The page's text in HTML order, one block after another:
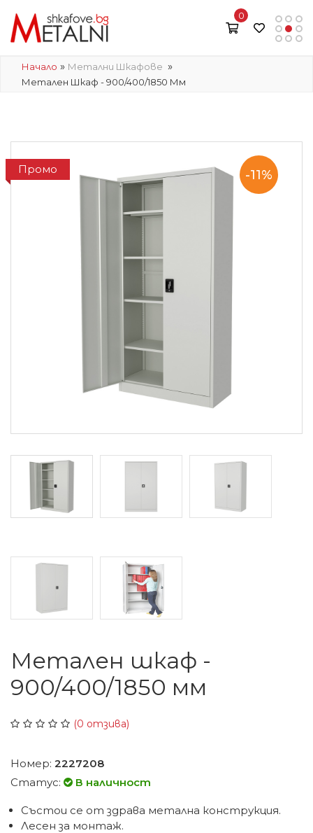
0
Начало » Метални Шкафове »
Метален Шкаф - 900/400/1850 Мм
Промо -11%
Метален шкаф -
900/400/1850 мм
(0 отзива)
Номер: 2227208
Статус:
В наличност
Състои се от здрава метална конструкция.
Лесен за монтаж.